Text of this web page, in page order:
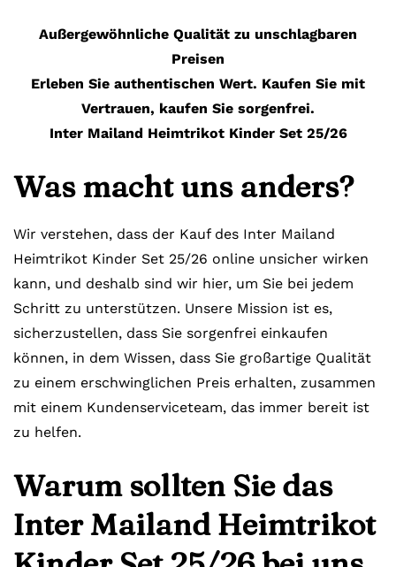
Außergewöhnliche Qualität zu unschlagbaren
Preisen
Erleben Sie authentischen Wert. Kaufen Sie mit
Vertrauen, kaufen Sie sorgenfrei.
Inter Mailand Heimtrikot Kinder Set 25/26
Was macht uns anders?
Wir verstehen, dass der Kauf des Inter Mailand
Heimtrikot Kinder Set 25/26 online unsicher wirken
kann, und deshalb sind wir hier, um Sie bei jedem
Schritt zu unterstützen. Unsere Mission ist es,
sicherzustellen, dass Sie sorgenfrei einkaufen
können, in dem Wissen, dass Sie großartige Qualität
zu einem erschwinglichen Preis erhalten, zusammen
mit einem Kundenserviceteam, das immer bereit ist
zu helfen.
Warum sollten Sie das
Inter Mailand Heimtrikot